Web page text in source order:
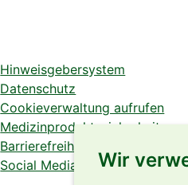
Hinweisgebersystem
Datenschutz
Cookieverwaltung aufrufen
Medizinproduktesicherheit
Barrierefreiheit
Social Media Datenschutz
Wir